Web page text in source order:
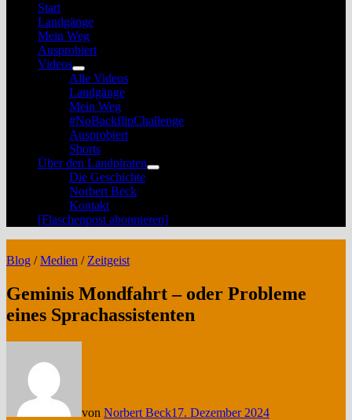
Start
Landgänge
Mein Weg
Ausprobiert
Videos
Untermenü
anzeigen
Alle Videos
Landgänge
Mein Weg
#NoBackflipChallenge
Ausprobiert
Shorts
Über den Landpiraten
Untermenü
Die Geschichte
Norbert Beck
Kontakt
[Flaschenpost abonnieren]
Blog /Medien / Zeitgeist
Geminis Mondfahrt – oder Probleme
eines Sprachassistenten
von Norbert Beck17. Dezember 2024